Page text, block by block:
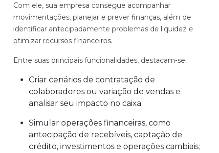
Com ele, sua empresa consegue acompanhar
movimentações, planejar e prever finanças, além de
identificar antecipadamente problemas de liquidez e
otimizar recursos financeiros.
Entre suas principais funcionalidades, destacam-se:
Criar cenários de contratação de
colaboradores ou variação de vendas e
analisar seu impacto no caixa;
Simular operações financeiras, como
antecipação de recebíveis, captação de
crédito, investimentos e operações cambiais;